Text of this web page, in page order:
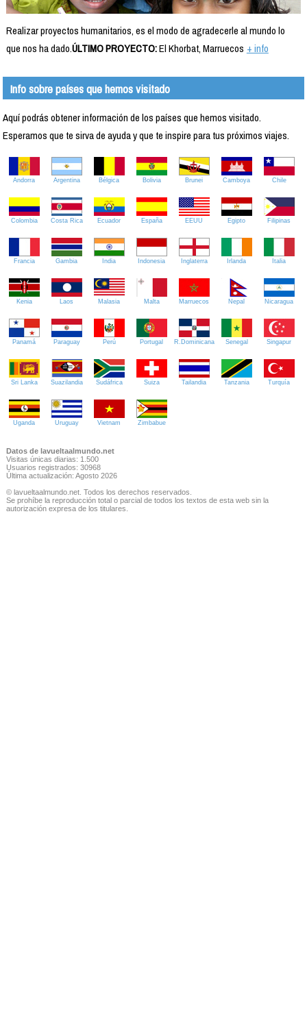
Realizar proyectos humanitarios, es el modo de agradecerle al mundo lo
que nos ha dado.ÚLTIMO PROYECTO:El Khorbat, Marruecos + info
Info sobre países que hemos visitado
Aquí podrás obtener información de los países que hemos visitado.
Esperamos que te sirva de ayuda y que te inspire para tus próximos viajes.
Andorra Argentina Bélgica Bolivia Brunei Camboya Chile
Colombia Costa Rica Ecuador España EEUU Egipto Filipinas
Francia Gambia India Indonesia Inglaterra Irlanda Italia
Kenia Laos Malasia Malta Marruecos Nepal Nicaragua
Panamá Paraguay Perú Portugal R.Dominicana Senegal Singapur
Sri Lanka Suazilandia Sudáfrica Suiza Tailandia Tanzania Turquía
Uganda Uruguay Vietnam Zimbabue
Datos de lavueltaalmundo.net
Visitas únicas diarias: 1.500
Usuarios registrados: 30968
Última actualización: Agosto 2026
© lavueltaalmundo.net. Todos los derechos reservados.
Se prohíbe la reproducción total o parcial de todos los textos de esta web sin la
autorización expresa de los titulares.